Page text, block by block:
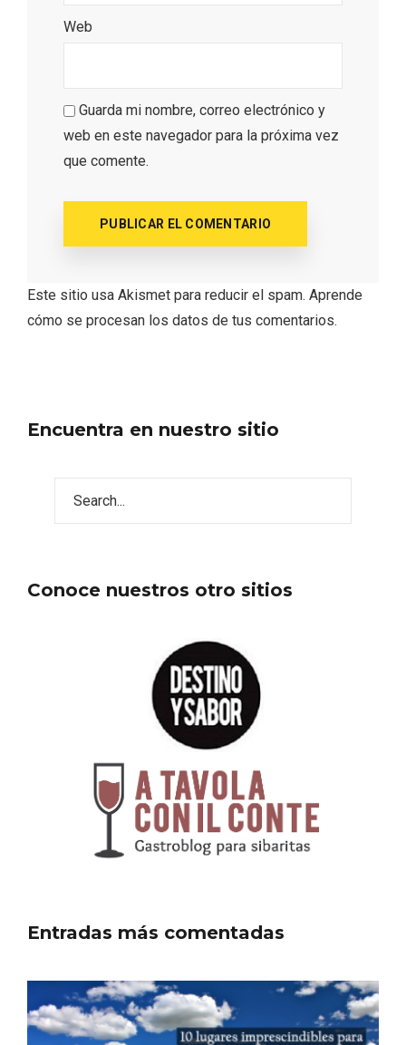
Web
Guarda mi nombre, correo electrónico y
web en este navegador para la próxima vez
que comente.
Este sitio usa Akismet para reducir el spam. Aprende
cómo se procesan los datos de tus comentarios.
Encuentra en nuestro sitio
Conoce nuestros otro sitios
Entradas más comentadas
Semana Santa en la Ribera del Duero
Itinerarios musicales en San Miguel del